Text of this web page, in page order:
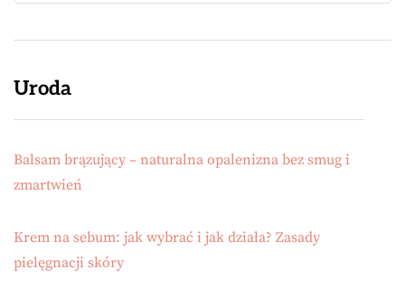
Uroda
Balsam brązujący – naturalna opalenizna bez smug i
zmartwień
Krem na sebum: jak wybrać i jak działa? Zasady
pielęgnacji skóry